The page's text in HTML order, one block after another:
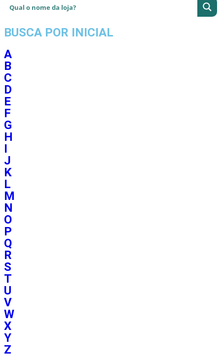
BUSCA POR INICIAL
A
B
C
D
E
F
G
H
I
J
K
L
M
N
O
P
Q
R
S
T
U
V
W
X
Y
Z